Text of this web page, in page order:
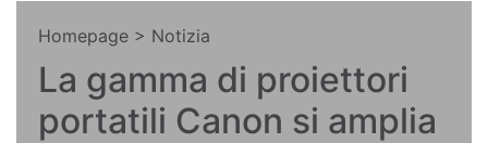
Homepage > Notizia
La gamma di proiettori
portatili Canon si amplia